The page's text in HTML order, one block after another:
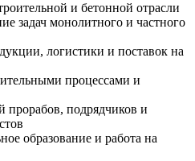
и бетонной отрасли
задач монолитного и частного
логистики и поставок на
процессами и
прорабов, подрядчиков и
образование и работа на